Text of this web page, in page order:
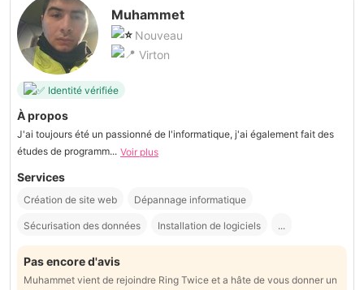
Muhammet
Nouveau
Virton
Identité vérifiée
À propos
J'ai toujours été un passionné de l'informatique, j'ai également fait des
études de programm... Voir plus
Services
Création de site web Dépannage informatique
Sécurisation des données Installation de logiciels ...
Pas encore d'avis
Muhammet vient de rejoindre Ring Twice et a hâte de vous donner un